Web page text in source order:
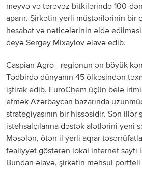
meyvə və tərəvəz bitkilərində 100-dən
aparır. Şirkətin yerli müştərilərinin bir
hesabat və nəticələrinin əldə
deyə Sergey Mixaylov əlavə edib.
Caspian Agro - regionun ən böyük
Tədbirdə dünyanın 45 ölkəsindən
iştirak edib. EuroChem üçün belə
etmək Azərbaycan bazarında
strategiyasının bir hissəsidir. Son illər
istehsalçılarına dəstək alətlərini yeni
Məsələn, ötən il yerli aqrar
fəaliyyət göstərən lokal internet saytı
Bundan əlavə, şirkətin məhsul portfeli